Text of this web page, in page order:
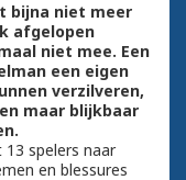
bijna niet meer
afgelopen
niet mee. Een
een eigen
verzilveren,
maar blijkbaar
spelers naar
en blessures